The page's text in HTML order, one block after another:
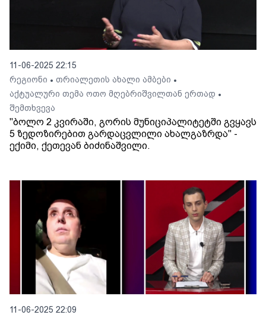
11-06-2025 22:15
რეგიონი • თრიალეთის ახალი ამბები •
აქტუალური თემა ოთო მღებრიშვილთან ერთად •
შემთხვევა
"ბოლო 2 კვირაში, გორის მუნიციპალიტეტში გვყავს
5 ზედოზირებით გარდაცვლილი ახალგაზრდა" -
ექიმი, ქეთევან ბიძინაშვილი.
11-06-2025 22:09